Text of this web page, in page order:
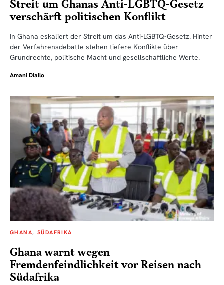
Streit um Ghanas Anti-LGBTQ-Gesetz
verschärft politischen Konflikt
In Ghana eskaliert der Streit um das Anti-LGBTQ-Gesetz. Hinter
der Verfahrensdebatte stehen tiefere Konflikte über
Grundrechte, politische Macht und gesellschaftliche Werte.
Amani Diallo
GHANA SÜDAFRIKA
Ghana warnt wegen
Fremdenfeindlichkeit vor Reisen nach
Südafrika